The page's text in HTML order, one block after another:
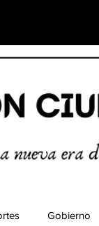
Gobierno